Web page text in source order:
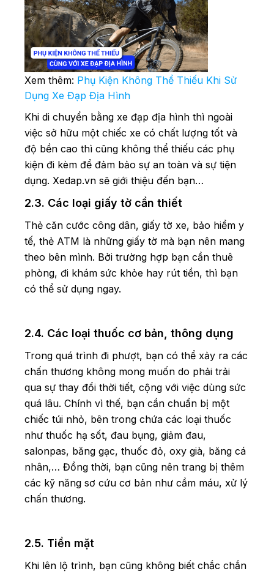
Xem thêm: Phụ Kiện Không Thể Thiếu Khi Sử
Dụng Xe Đạp Địa Hình
Khi di chuyển bằng xe đạp địa hình thì ngoài
việc sở hữu một chiếc xe có chất lượng tốt và
độ bền cao thì cũng không thể thiếu các phụ
kiện đi kèm để đảm bảo sự an toàn và sự tiện
dụng. Xedap.vn sẽ giới thiệu đến bạn…
2.3. Các loại giấy tờ cần thiết
Thẻ căn cước công dân, giấy tờ xe, bảo hiểm y
tế, thẻ ATM là những giấy tờ mà bạn nên mang
theo bên mình. Bởi trường hợp bạn cần thuê
phòng, đi khám sức khỏe hay rút tiền, thì bạn
có thể sử dụng ngay.
2.4. Các loại thuốc cơ bản, thông dụng
Trong quá trình đi phượt, bạn có thể xảy ra các
chấn thương không mong muốn do phải trải
qua sự thay đổi thời tiết, cộng với việc dùng sức
quá lâu. Chính vì thế, bạn cần chuẩn bị một
chiếc túi nhỏ, bên trong chứa các loại thuốc
như thuốc hạ sốt, đau bụng, giảm đau,
salonpas, băng gạc, thuốc đỏ, oxy già, băng cá
nhân,… Đồng thời, bạn cũng nên trang bị thêm
các kỹ năng sơ cứu cơ bản như cầm máu, xử lý
chấn thương.
2.5. Tiền mặt
Khi lên lộ trình, bạn cũng không biết chắc chắn